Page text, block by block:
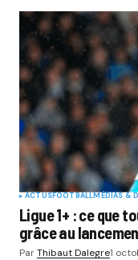
ACTUSFOOTBALLMÉDIAS &
Ligue 1+ : ce que
grâce au
ParThibaut Dalegre1